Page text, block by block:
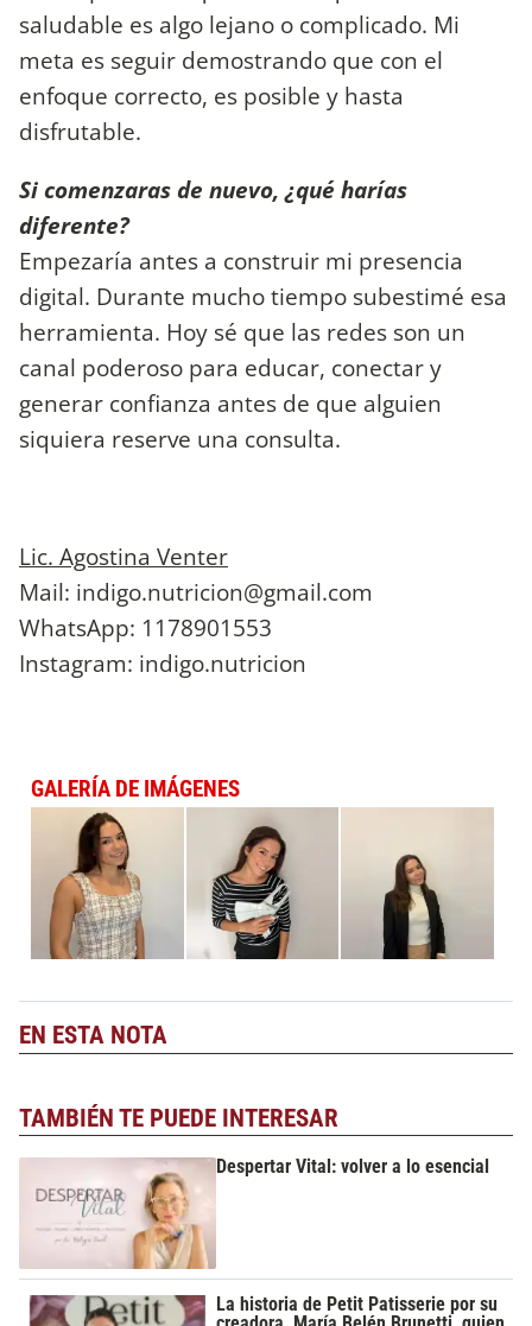
saludable es algo lejano o complicado. Mi
meta es seguir demostrando que con el
enfoque correcto, es posible y hasta
disfrutable.
Si comenzaras de nuevo, ¿qué harías
diferente?
Empezaría antes a construir mi presencia
digital. Durante mucho tiempo subestimé esa
herramienta. Hoy sé que las redes son un
canal poderoso para educar, conectar y
generar confianza antes de que alguien
siquiera reserve una consulta.
Lic. Agostina Venter
Mail: indigo.nutricion@gmail.com
WhatsApp: 1178901553
Instagram: indigo.nutricion
GALERÍA DE IMÁGENES
EN ESTA NOTA
TAMBIÉN TE PUEDE INTERESAR
Despertar Vital: volver a lo esencial
La historia de Petit Patisserie por su